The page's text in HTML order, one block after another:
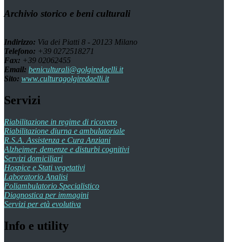
Archivio storico e beni culturali
Indirizzo: Via dei Piatti 8 - 20123 Milano
Telefono: +39 0272518271
Fax: +39 02062455
Email: beniculturali@golgiredaelli.it
Sito: www.culturagolgiredaelli.it
Servizi
Riabilitazione in regime di ricovero
Riabilitazione diurna e ambulatoriale
R.S.A. Assistenza e Cura Anziani
Alzheimer, demenze e disturbi cognitivi
Servizi domiciliari
Hospice e Stati vegetativi
Laboratorio Analisi
Poliambulatorio Specialistico
Diagnostica per immagini
Servizi per età evolutiva
Info e utility